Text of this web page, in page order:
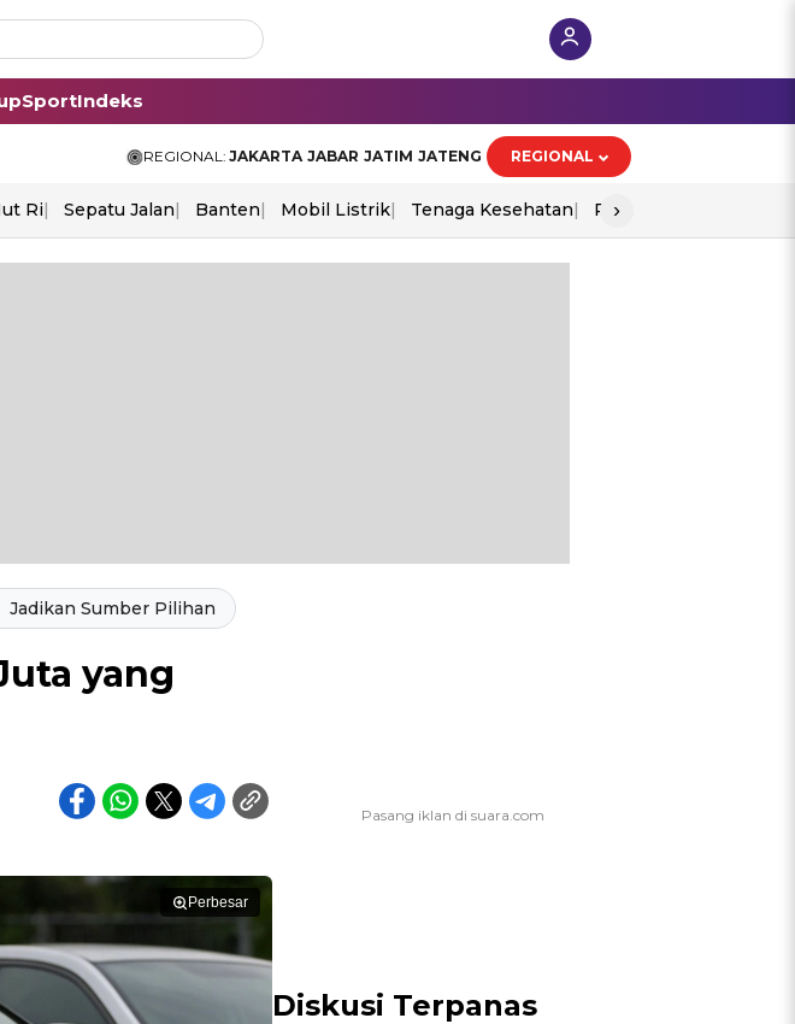
SportIndeks
REGIONAL: JAKARTA JABAR JATIM JATENG REGIONAL
Ri Sepatu Jalan Banten Mobil Listrik Tenaga Kesehatan Perang As-Iran
›
Jadikan Sumber Pilihan
yang
Perbesar
Diskusi Terpanas